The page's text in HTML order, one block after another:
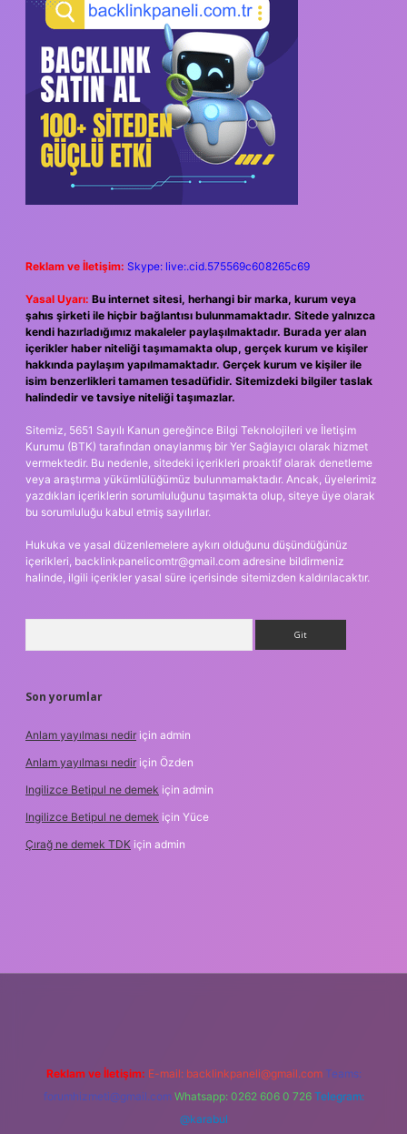
Reklam ve İletişim: Skype: live:.cid.575569c608265c69
Yasal Uyarı: Bu internet sitesi, herhangi bir marka, kurum veya
şahıs şirketi ile hiçbir bağlantısı bulunmamaktadır. Sitede yalnızca
kendi hazırladığımız makaleler paylaşılmaktadır. Burada yer alan
içerikler haber niteliği taşımamakta olup, gerçek kurum ve kişiler
hakkında paylaşım yapılmamaktadır. Gerçek kurum ve kişiler ile
isim benzerlikleri tamamen tesadüfidir. Sitemizdeki bilgiler taslak
halindedir ve tavsiye niteliği taşımazlar.
Sitemiz, 5651 Sayılı Kanun gereğince Bilgi Teknolojileri ve İletişim
Kurumu (BTK) tarafından onaylanmış bir Yer Sağlayıcı olarak hizmet
vermektedir. Bu nedenle, sitedeki içerikleri proaktif olarak denetleme
veya araştırma yükümlülüğümüz bulunmamaktadır. Ancak, üyelerimiz
yazdıkları içeriklerin sorumluluğunu taşımakta olup, siteye üye olarak
bu sorumluluğu kabul etmiş sayılırlar.
Hukuka ve yasal düzenlemelere aykırı olduğunu düşündüğünüz
içerikleri, backlinkpanelicomtr@gmail.com adresine bildirmeniz
halinde, ilgili içerikler yasal süre içerisinde sitemizden kaldırılacaktır.
Son yorumlar
Anlam yayılması nedir için admin
Anlam yayılması nedir için Özden
Ingilizce Betipul ne demek için admin
Ingilizce Betipul ne demek için Yüce
Çırağ ne demek TDK için admin
Reklam ve İletişim: E-mail: backlinkpaneli@gmail.com Teams:
forumhizmeti@gmail.com Whatsapp: 0262 606 0 726 Telegram:
@karabul